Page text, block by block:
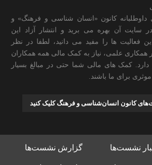
کانون «انسان شناسی و فرهنگ» و
آن بهره می برید و انتشار آزاد این
فعالیت ها را مفید می دانید، لطفا در نظر
همکاری علمی، نیاز به کمک مالی همه همکاران
کمک های مالی شما حتی در مبالغ بسیار
برای ما باشند.
کانون انسان‌شناسی و فرهنگ کلیک کنید
نشست‌ها گزارش نشست‌ها